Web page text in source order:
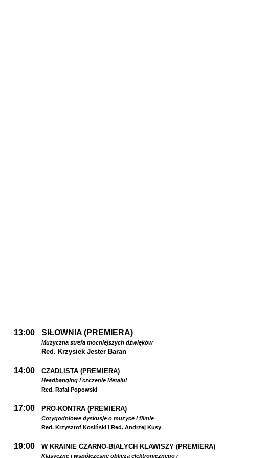
13:00 SIŁOWNIA (PREMIERA)
Muzyczna strefa mocniejszych dźwięków
Red. Krzysiek Jester Baran
14:00 CZADLISTA (PREMIERA)
Headbanging i czczenie Metalu!
Red. Rafał Popowski
17:00 PRO-KONTRA (PREMIERA)
Cotygodniowe dyskusje o muzyce i filmie
Red. Krzysztof Kosiński i Red. Andrzej Kusy
19:00 W KRAINIE CZARNO-BIAŁYCH KLAWISZY (PREMIERA)
Klasyczne i współczesne oblicza elektronicznego i